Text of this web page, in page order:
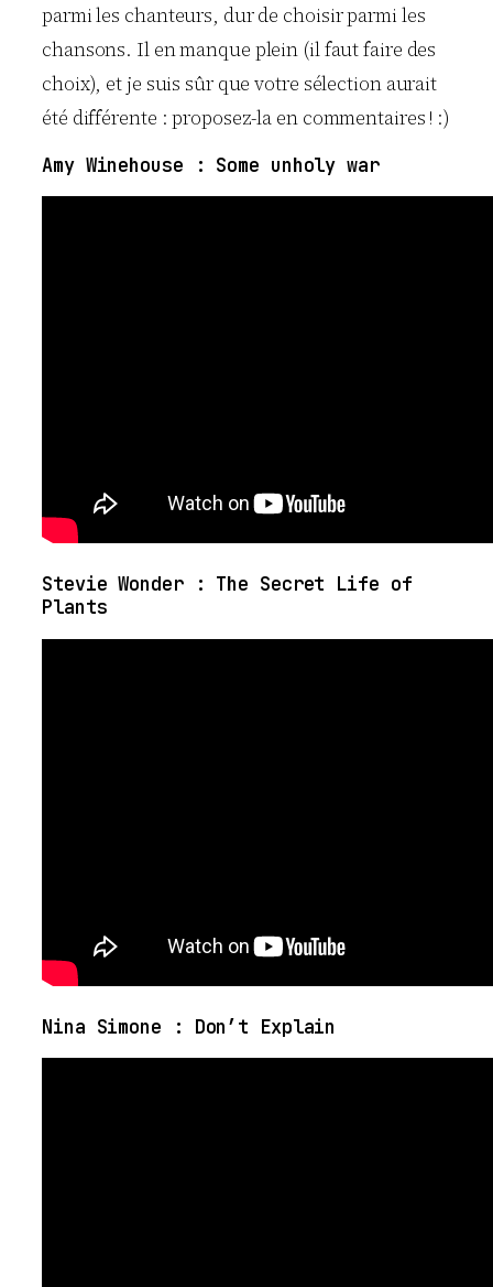
parmi les chanteurs, dur de choisir parmi les
chansons. Il en manque plein (il faut faire des
choix), et je suis sûr que votre sélection aurait
été différente : proposez-la en commentaires ! :)
Amy Winehouse : Some unholy war
Stevie Wonder : The Secret Life of
Plants
Nina Simone : Don’t Explain